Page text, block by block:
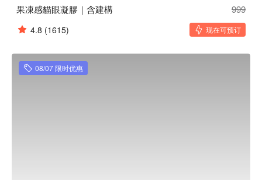
果凍感貓眼凝膠｜含建構
999
4.8 (1615) 现在可预订
08/07 限时优惠